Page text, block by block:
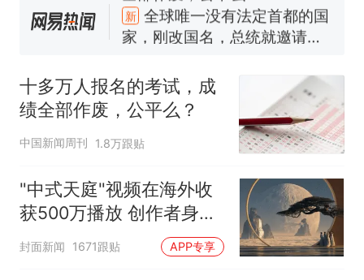
新 全球唯一没有法定首都的国
家，刚改国名，总统就邀请中
线一圈，还曾两次到中国寻根
5060元才肯搬上楼！女子傻眼
了……
视频丨只要一枚命中就能让航
母瘫痪 轰-6J实力有多强？
空调24小时开着反而更省电？
佛山一中学招聘物理教师，笔
试前13名均遭淘汰？教育局：
已叫停招聘，成立调查组全面
十多万人报名的考试，成绩
全部作废，公平么？
十多万人报名的考试，成
绩全部作废，公平么？
中国新闻周刊 1.8万跟贴
"中式天庭"视频在海外收
获500万播放 创作者身份
披露
封面新闻 1671跟贴 APP专享